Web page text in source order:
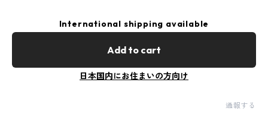
International shipping available
Add to cart
日本国内にお住まいの方向け
通報する